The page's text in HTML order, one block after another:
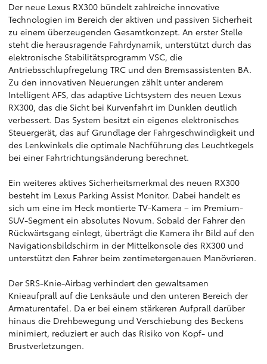
Der neue Lexus RX300 bündelt zahlreiche innovative
Technologien im Bereich der aktiven und passiven Sicherheit
zu einem überzeugenden Gesamtkonzept. An erster Stelle
steht die herausragende Fahrdynamik, unterstützt durch das
elektronische Stabilitätsprogramm VSC, die
Antriebsschlupfregelung TRC und den Bremsassistenten BA.
Zu den innovativen Neuerungen zählt unter anderem
Intelligent AFS, das adaptive Lichtsystem des neuen Lexus
RX300, das die Sicht bei Kurvenfahrt im Dunklen deutlich
verbessert. Das System besitzt ein eigenes elektronisches
Steuergerät, das auf Grundlage der Fahrgeschwindigkeit und
des Lenkwinkels die optimale Nachführung des Leuchtkegels
bei einer Fahrtrichtungsänderung berechnet.
Ein weiteres aktives Sicherheitsmerkmal des neuen RX300
besteht im Lexus Parking Assist Monitor. Dabei handelt es
sich um eine im Heck montierte TV-Kamera – im Premium-
SUV-Segment ein absolutes Novum. Sobald der Fahrer den
Rückwärtsgang einlegt, überträgt die Kamera ihr Bild auf den
Navigationsbildschirm in der Mittelkonsole des RX300 und
unterstützt den Fahrer beim zentimetergenauen Manövrieren.
Der SRS-Knie-Airbag verhindert den gewaltsamen
Knieaufprall auf die Lenksäule und den unteren Bereich der
Armaturentafel. Da er bei einem stärkeren Aufprall darüber
hinaus die Drehbewegung und Verschiebung des Beckens
minimiert, reduziert er auch das Risiko von Kopf- und
Brustverletzungen.